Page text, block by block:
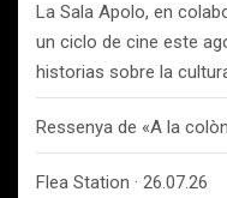
La Sala Apolo, en
un ciclo de cine este
historias sobre la
Ressenya de «A la
Flea Station · 26.07.26